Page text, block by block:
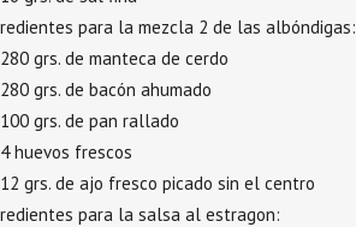
para la mezcla 2 de las albóndigas:
280 grs. de manteca de cerdo
280 grs. de bacón ahumado
100 grs. de pan rallado
4 huevos frescos
12 grs. de ajo fresco picado sin el centro
para la salsa al estragon: